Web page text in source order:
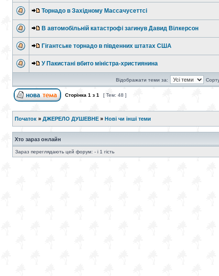
Торнадо в Західному Массачусеттсі
В автомобільній катастрофі загинув Давид Вілкерсон
Гігантське торнадо в південних штатах США
У Пакистані вбито міністра-християнина
Відображати теми за:
Сторінка 1 з 1 [ Тем: 48 ]
Початок » ДЖЕРЕЛО ДУШЕВНЕ » Нові чи інші теми
Хто зараз онлайн
Зараз переглядають цей форум: - і 1 гість